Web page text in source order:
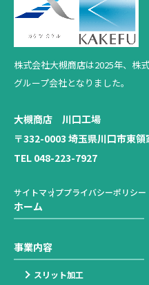
株式会社大槻商店は2025年、 株
グループ会社となりました。
大槻商店 川口工場
〒332-0003 埼玉県川口市東
TEL 048-223-7927
サイトマッププライバシーポリシー
ホーム
事業内容
スリット加工